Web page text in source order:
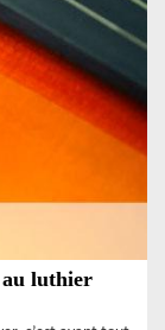
au luthier